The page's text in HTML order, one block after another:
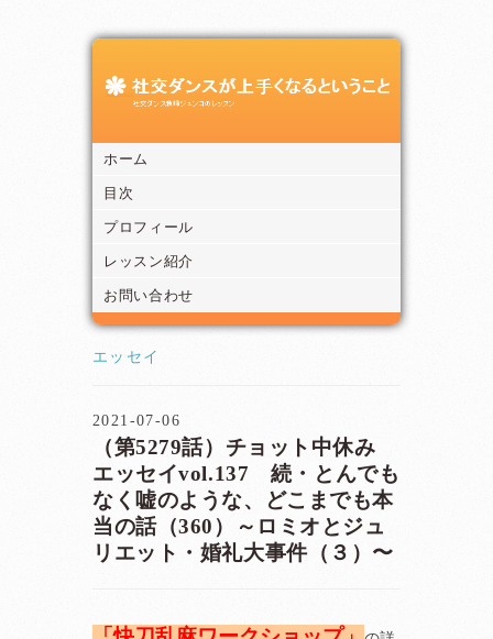
ホーム
目次
プロフィール
レッスン紹介
お問い合わせ
エッセイ
2021-07-06
（第5279話）チョット中休み
エッセイvol.137 続・とんでも
なく嘘のような、どこまでも本
当の話（360）～ロミオとジュ
リエット・婚礼大事件（３）〜